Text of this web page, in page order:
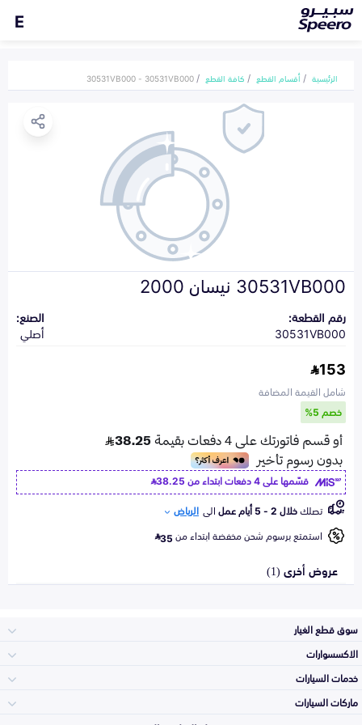
E
الرئيسية أقسام القطع كافة القطع 30531VB000 - 30531VB000
30531VB000 نيسان 2000
رقم القطعة:
30531VB000
الصنع:
أصلي
153
شامل القيمة المضافة
خصم 5%
قسّمها على 4 دفعات ابتداء من
38.25
تصلكخلال 2 - 5 أيام عمل الى الرياض
استمتع برسوم شحن مخفضة ابتداء من35
عروض أخرى (1)
سوق قطع الغيار
الاكسسوارات
خدمات السيارات
ماركات السيارات